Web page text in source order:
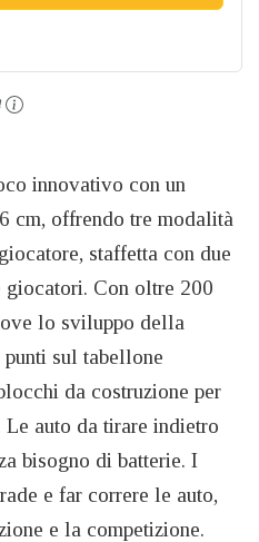
innovativo con un
cm, offrendo tre modalità
staffetta con due
giocatori. Con oltre 200
lo sviluppo della
sul tabellone
da costruzione per
auto da tirare indietro
bisogno di batterie. I
e far correre le auto,
e la competizione.